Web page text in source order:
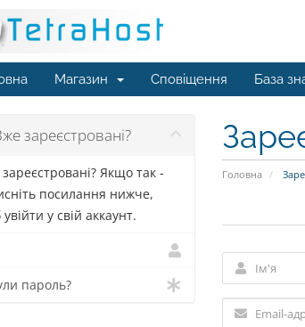
Магазин Сповіщення База
Головна
зареєстровані?
Якщо так -
посилання нижче,
у свій аккаунт.
пароль?